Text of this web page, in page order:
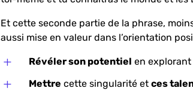
Et cette seconde partie de la phrase,
aussi mise en valeur dans l’orientation
L Révéler son potentiel en
L Mettre cette singularité etces